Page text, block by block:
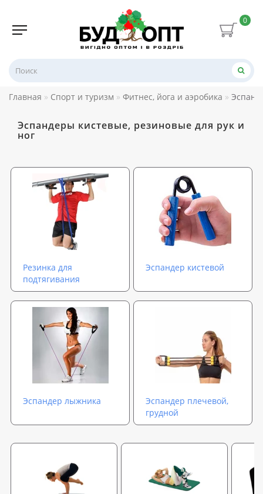
0
Главная Спорт и туризм Фитнес, йога и аэробика
Эспандеры кистевые, резиновые для рук и
ног
Резинка для
подтягивания
Эспандер кистевой
Эспандер лыжника
Эспандер плечевой,
грудной